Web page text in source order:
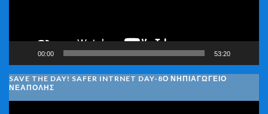
00:00 53:20
SAVE THE DAY! SAFER INTRNET DAY-8Ο ΝΗΠΙΑΓΩΓΕΙΟ
ΝΕΑΠΟΛΗΣ